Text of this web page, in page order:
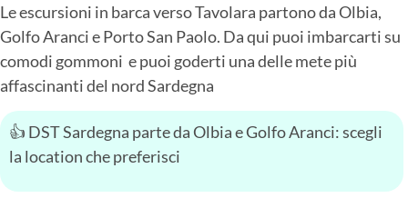
Le escursioni in barca verso Tavolara partono da Olbia,
Golfo Aranci e Porto San Paolo. Da qui puoi imbarcarti su
comodi gommoni e puoi goderti una delle mete più
affascinanti del nord Sardegna
👍 DST Sardegna parte da Olbia e Golfo Aranci: scegli
la location che preferisci